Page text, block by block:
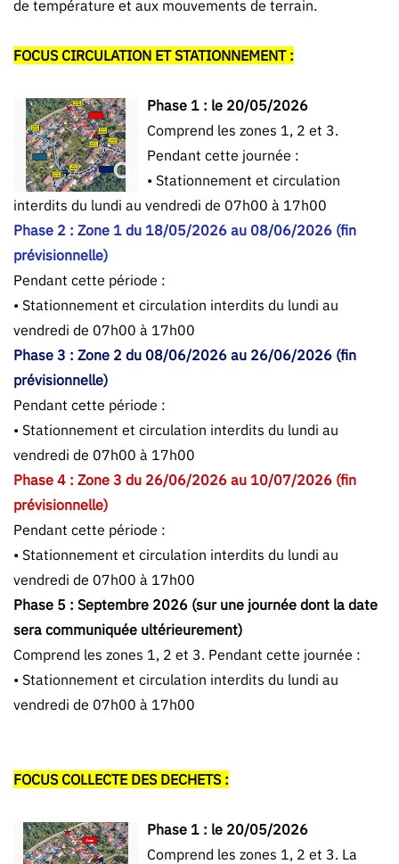
de température et aux mouvements de terrain.
FOCUS CIRCULATION ET STATIONNEMENT :
Phase 1 : le 20/05/2026
Comprend les zones 1, 2 et 3.
Pendant cette journée :
• Stationnement et circulation
interdits du lundi au vendredi de 07h00 à 17h00
Phase 2 : Zone 1 du 18/05/2026 au 08/06/2026 (fin
prévisionnelle)
Pendant cette période :
• Stationnement et circulation interdits du lundi au
vendredi de 07h00 à 17h00
Phase 3 : Zone 2 du 08/06/2026 au 26/06/2026 (fin
prévisionnelle)
Pendant cette période :
• Stationnement et circulation interdits du lundi au
vendredi de 07h00 à 17h00
Phase 4 : Zone 3 du 26/06/2026 au 10/07/2026 (fin
prévisionnelle)
Pendant cette période :
• Stationnement et circulation interdits du lundi au
vendredi de 07h00 à 17h00
Phase 5 : Septembre 2026 (sur une journée dont la date
sera communiquée ultérieurement)
Comprend les zones 1, 2 et 3. Pendant cette journée :
• Stationnement et circulation interdits du lundi au
vendredi de 07h00 à 17h00
FOCUS COLLECTE DES DECHETS :
Phase 1 : le 20/05/2026
Comprend les zones 1, 2 et 3. La